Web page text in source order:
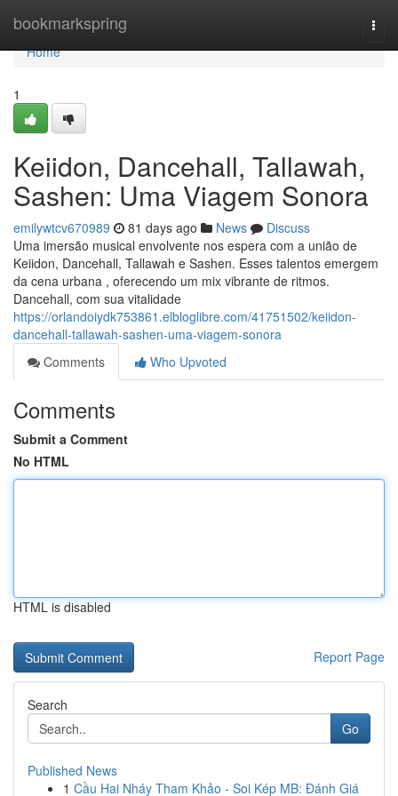
bookmarkspring
Home
Home
1
Keiidon, Dancehall, Tallawah,
Sashen: Uma Viagem Sonora
emilywtcv670989 81 days ago News
Discuss
Uma imersão musical envolvente nos espera com a união de
Keiidon, Dancehall, Tallawah e Sashen. Esses talentos emergem
da cena urbana , oferecendo um mix vibrante de ritmos.
Dancehall, com sua vitalidade
https://orlandoiydk753861.elbloglibre.com/41751502/keiidon-
dancehall-tallawah-sashen-uma-viagem-sonora
Comments
Who Upvoted
Comments
Submit a Comment
No HTML
HTML is disabled
Report Page
Search
Go
Published News
1 Cầu Hai Nháy Tham Khảo - Soi Kép MB: Đánh Giá